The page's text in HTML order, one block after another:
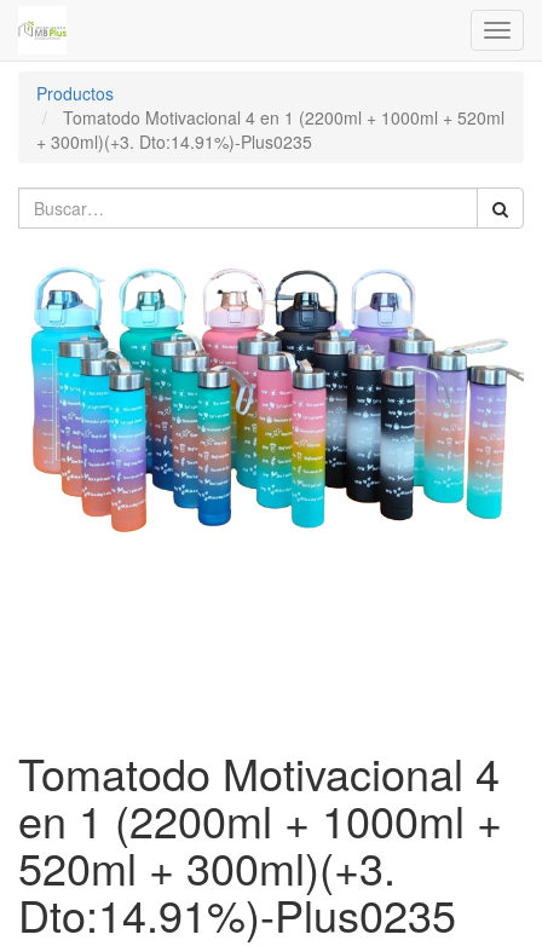
Menú
de
Productos
Tomatodo Motivacional 4 en 1 (2200ml + 1000ml + 520ml
+ 300ml)(+3. Dto:14.91%)-Plus0235
Tomatodo Motivacional 4
en 1 (2200ml + 1000ml +
520ml + 300ml)(+3.
Dto:14.91%)-Plus0235